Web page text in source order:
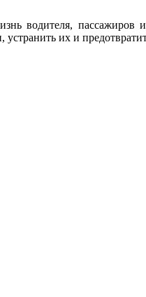
водителя, пассажиров
их и